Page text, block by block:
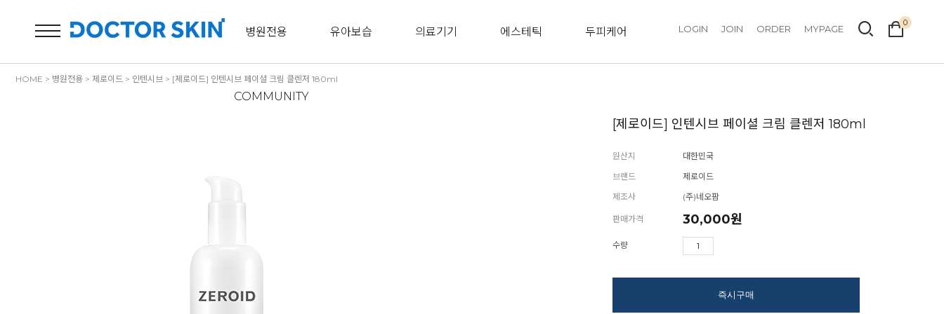
병원전용 유아보습 의료기기 에스테틱 두피케어
COMMUNITY
LOGIN JOIN ORDER MYPAGE
0
HOME > 병원전용 > 제로이드 > 인텐시브 > [제로이드] 인텐시브 페이셜 크림 클렌저 180ml
[제로이드] 인텐시브 페이셜 크림 클렌저 180ml
원산지
대한민국
브랜드
제로이드
제조사
(주)네오팜
판매가격 30,000원
수량
즉시구매